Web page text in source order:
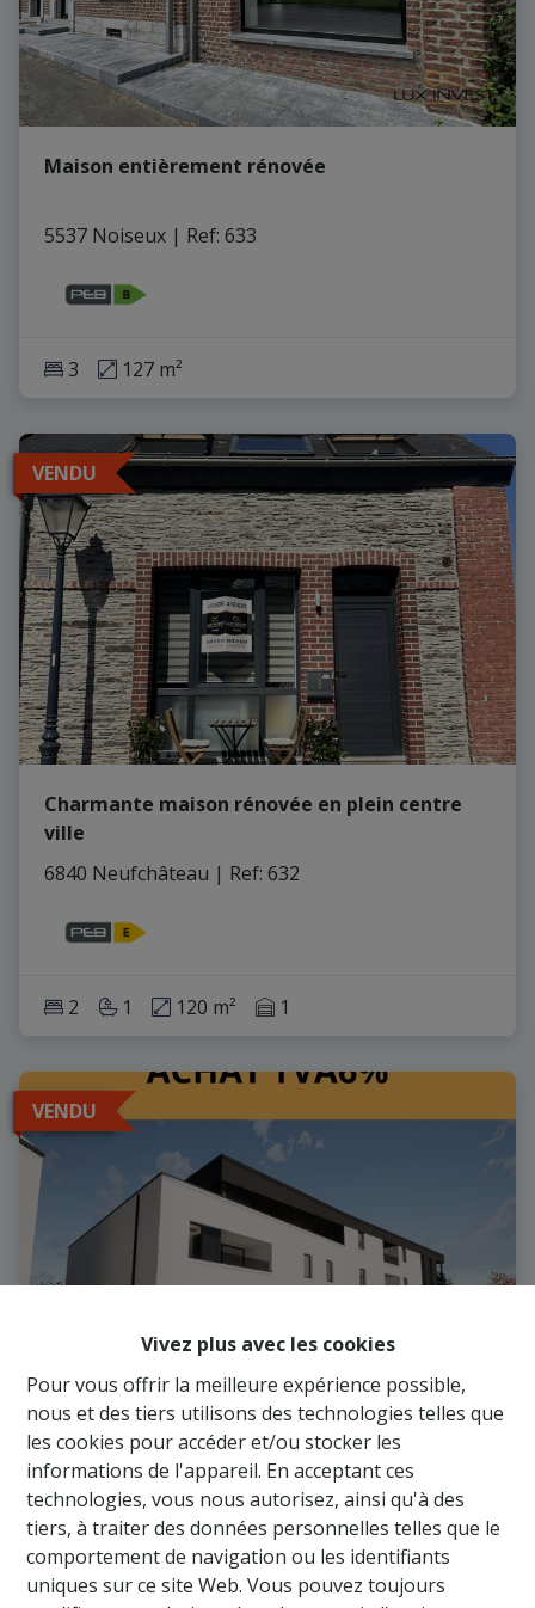
Vivez plus avec les cookies
Pour vous offrir la meilleure expérience possible,
nous et des tiers utilisons des technologies telles que
les cookies pour accéder et/ou stocker les
informations de l'appareil. En acceptant ces
technologies, vous nous autorisez, ainsi qu'à des
tiers, à traiter des données personnelles telles que le
comportement de navigation ou les identifiants
uniques sur ce site Web. Vous pouvez toujours
Maison entièrement rénovée
5537 Noiseux | Ref: 633
3 127 m²
VENDU
Charmante maison rénovée en plein centre
ville
6840 Neufchâteau | Ref: 632
2 1 120 m² 1
VENDU
Appartement flambant neuf avec terrasse
6840 Neufchâteau| Ref: 599